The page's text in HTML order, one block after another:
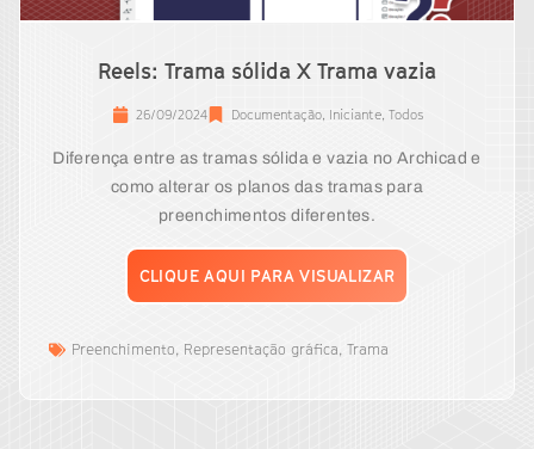
Reels: Trama sólida X Trama vazia
26/09/2024 Documentação, Iniciante, Todos
Diferença entre as tramas sólida e vazia no Archicad e
como alterar os planos das tramas para
preenchimentos diferentes.
CLIQUE AQUI PARA VISUALIZAR
Preenchimento, Representação gráfica, Trama